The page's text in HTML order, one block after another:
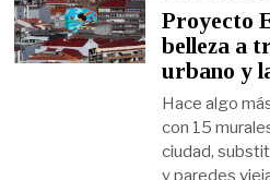
Proyecto
belleza a
urbano y
Hace algo
con 15
ciudad,